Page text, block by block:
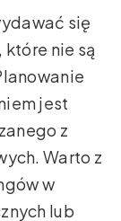
się
nie są
jest
z
Warto z
w
lub